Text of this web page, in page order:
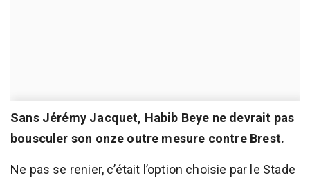
Sans Jérémy Jacquet, Habib Beye ne devrait pas
bousculer son onze outre mesure contre Brest.
Ne pas se renier, c’était l’option choisie par le Stade